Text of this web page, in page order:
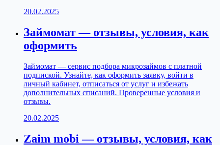
20.02.2025
Займомат — отзывы, условия, как
оформить
Займомат — сервис подбора микрозаймов с платной
подпиской. Узнайте, как оформить заявку, войти в
личный кабинет, отписаться от услуг и избежать
дополнительных списаний. Проверенные условия и
отзывы.
20.02.2025
Zaim mobi — отзывы, условия, как